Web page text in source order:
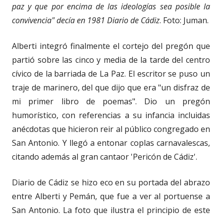
paz y que por encima de las ideologías sea posible la
convivencia" decía en 1981 Diario de Cádiz. Foto: Juman.
Alberti integró finalmente el cortejo del pregón que
partió sobre las cinco y media de la tarde del centro
cívico de la barriada de La Paz. El escritor se puso un
traje de marinero, del que dijo que era "un disfraz de
mi primer libro de poemas". Dio un pregón
humorístico, con referencias a su infancia incluidas
anécdotas que hicieron reir al público congregado en
San Antonio. Y llegó a entonar coplas carnavalescas,
citando además al gran cantaor 'Pericón de Cádiz'.
Diario de Cádiz se hizo eco en su portada del abrazo
entre Alberti y Pemán, que fue a ver al portuense a
San Antonio. La foto que ilustra el principio de este